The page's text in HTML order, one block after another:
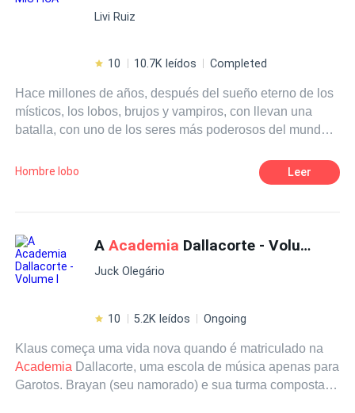
Livi Ruiz
10 10.7K leídos Completed
Hace millones de años, después del sueño eterno de los
místicos, los lobos, brujos y vampiros, con llevan una
batalla, con uno de los seres más poderosos del mundo
más devoto vampiro o lobo; y llevarlo por el camino de
las tinieblas, por aquella razón las brujas, decidieron
brujo, con un lobo o un vampiro, y así estos se convertían
en ser incorruptible, vinculados hasta la eternidad.Pero
para ello todos tenían que estar juntos, y que mejor lugar
congenian y se hacen más fuertes...Acompáñenme a
lobos del fuego, poderosos y temidos, quien buscaba a
su brujo aliado, pero sobre todo en busca de su gran
amor eternoOtra una princesa amorosa, fuerte y con un
Hombre lobo Leer
AAcademia Dallacorte - Volume I
Juck Olegário
10 5.2K leídos Ongoing
Klaus começa uma vida nova quando é matriculado na
Academia Dallacorte, uma escola de música apenas para
Garotos. Brayan (seu namorado) e sua turma composta